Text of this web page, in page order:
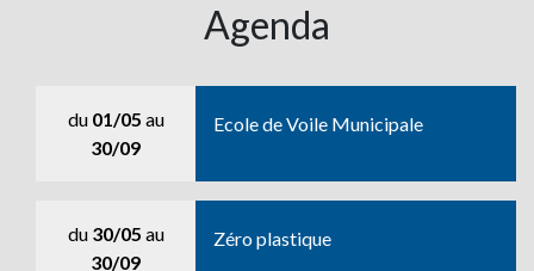
Agenda
du 01/05 au
30/09
Ecole de Voile Municipale
du 30/05 au
30/09
Zéro plastique